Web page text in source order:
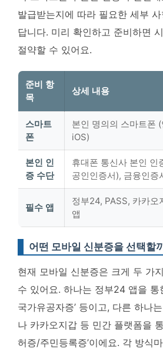
발급받는지에 따라 필요한 세부
답니다. 미리 확인하고 준비하면
절약할 수 있어요.
준비 항
목
상세 내용
스마트
폰
본인 명의의 스마트폰
iOS)
본인 인
증 수단
휴대폰 통신사 본인 인
공인인증서), 금융인증
필수 앱
정부24, PASS, 카카오
앱
어떤 모바일 신분증을 선택할
현재 모바일 신분증은 크게 두 가
수 있어요. 하나는 정부24 앱을 통
국가유공자증’ 등이고, 다른 하나
나 카카오지갑 등 민간 플랫폼을
허증/주민등록증’이에요. 각 방식